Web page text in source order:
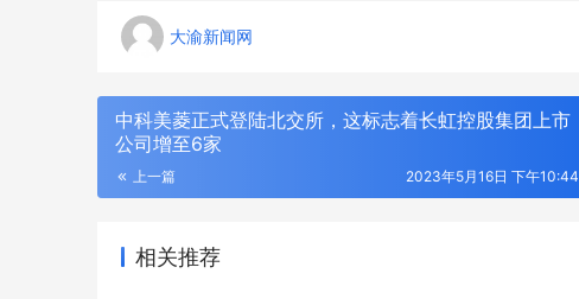
大渝新闻网
中科美菱正式登陆北交所，这标志着长虹控股集团上市
公司增至6家
上一篇 2023年5月16日 下午10:44
相关推荐